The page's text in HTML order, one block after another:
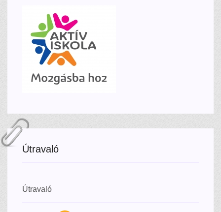
Útravaló
Útravaló